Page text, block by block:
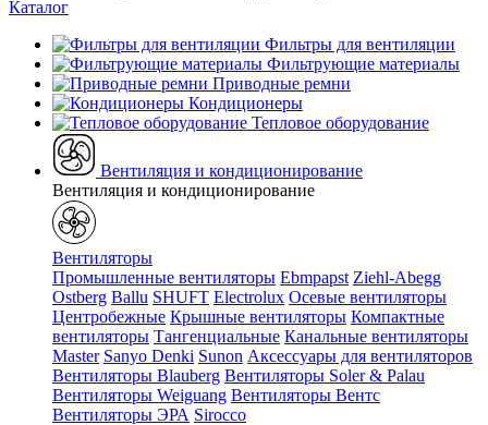
Каталог
Фильтры для вентиляции
Фильтрующие материалы
Приводные ремни
Кондиционеры
Тепловое оборудование
Вентиляция и кондиционирование
Вентиляция и кондиционирование
Вентиляторы
Промышленные вентиляторы Ebmpapst Ziehl-Abegg
Ostberg Ballu SHUFT Electrolux Осевые вентиляторы
Центробежные Крышные вентиляторы Компактные
вентиляторы Тангенциальные Канальные вентиляторы
Master Sanyo Denki Sunon Аксессуары для вентиляторов
Вентиляторы Blauberg Вентиляторы Soler & Palau
Вентиляторы Weiguang Вентиляторы Вентс
Вентиляторы ЭРА Sirocco